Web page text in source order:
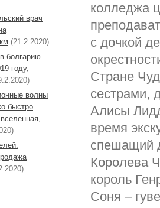
колледжа
с дочкой
Стране
сестрами,
Алисы
время
спешащий
Королева
король
Соня –
врач
(21.2.2020)
болгарию
году,
волны
быстро